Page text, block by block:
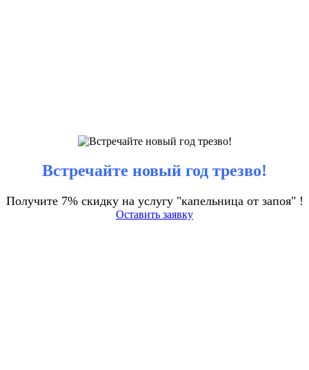
Встречайте новый год трезво!
Получите 7% скидку на услугу "капельница от запоя" !
Оставить заявку